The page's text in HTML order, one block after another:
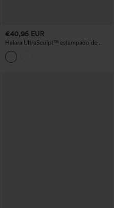
€40,95 EUR
Halara UltraSculpt™ estampado de
leopardo, talle alto, fruncido que realza
los glúteos, control de abdomen, shorts
biker de entrenamiento 7'' con bolsillos